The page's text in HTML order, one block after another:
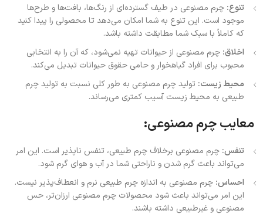
تنوع: چرم مصنوعی در طیف گسترده‌ای از رنگ‌ها، بافت‌ها و طرح‌ها
موجود است. این تنوع به شما امکان می‌دهد تا محصولی را پیدا کنید
که کاملاً با سبک شما مطابقت داشته باشد.
اخلاق: چرم مصنوعی از حیوانات تهیه نمی‌شود، که آن را به انتخابی
محبوب برای افراد گیاهخوار و حامی حقوق حیوانات تبدیل می‌کند.
محیط زیست: تولید چرم مصنوعی به طور کلی نسبت به تولید چرم
طبیعی به محیط زیست آسیب کمتری می‌رساند.
معایب چرم مصنوعی:
تنفس: چرم مصنوعی برخلاف چرم طبیعی، تنفس ناپذیر است. این امر
می‌تواند باعث گرم شدن و ناراحتی شما در آب و هوای گرم شود.
احساس: چرم مصنوعی به اندازه چرم طبیعی نرم و انعطاف‌پذیر نیست.
این امر می‌تواند باعث شود محصولات چرم مصنوعی ارزان‌تر، حس
مصنوعی و غیرطبیعی داشته باشند.